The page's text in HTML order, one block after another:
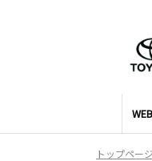
トップページ